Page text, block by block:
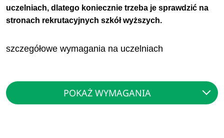
uczelniach, dlatego koniecznie trzeba je sprawdzić na
stronach rekrutacyjnych szkół wyższych.
szczegółowe wymagania na uczelniach
POKAŻ WYMAGANIA